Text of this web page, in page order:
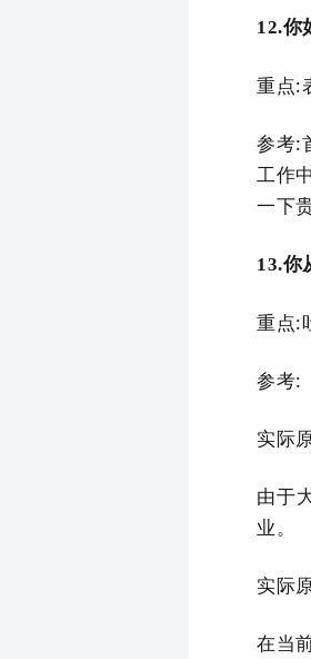
12.你
重点:
参考:
工作
一下
13.你
重点:
参考:
实际
由于
业。
实际
在当